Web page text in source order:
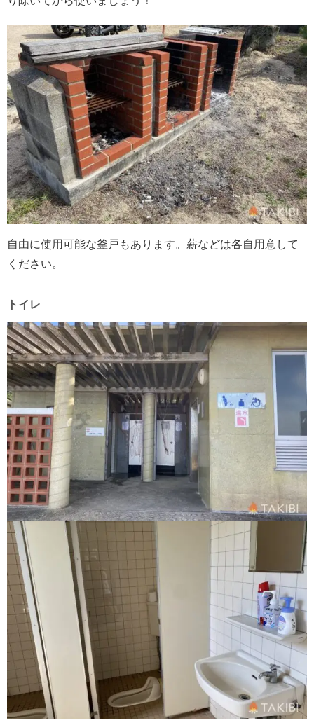
自由に使用可能な釜戸もあります。薪などは各自用意して
ください。
トイレ